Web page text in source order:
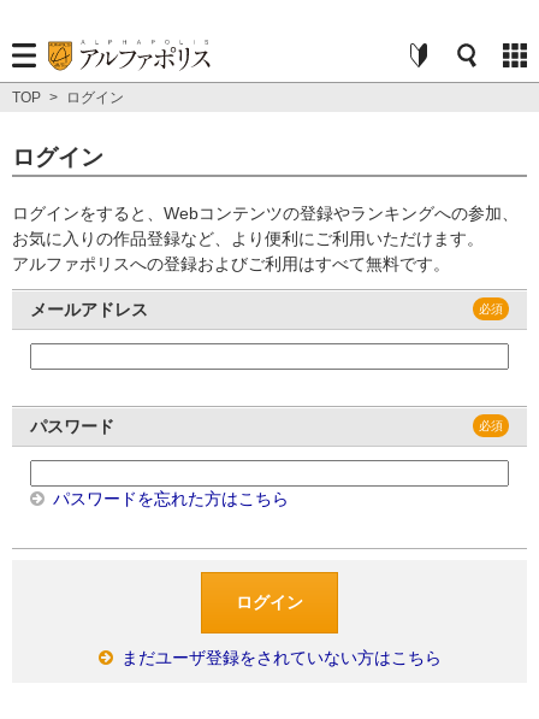
TOP > ログイン
ログイン
ログインをすると、Webコンテンツの登録やランキングへの参加、
お気に入りの作品登録など、より便利にご利用いただけます。
アルファポリスへの登録およびご利用はすべて無料です。
メールアドレス
パスワード
パスワードを忘れた方はこちら
まだユーザ登録をされていない方はこちら